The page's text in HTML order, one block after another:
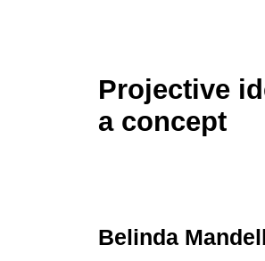
Projective
a concept
Belinda